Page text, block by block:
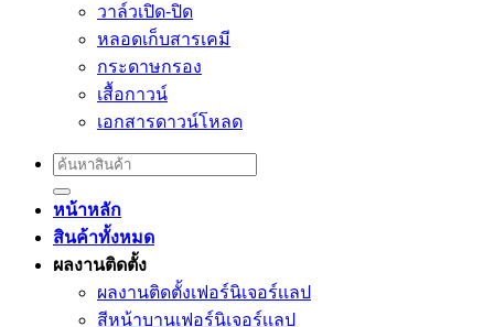
วาล์วเปิด-ปิด
หลอดเก็บสารเคมี
กระดาษกรอง
เสื้อกาวน์
เอกสารดาวน์โหลด
Search
for:
หน้าหลัก
สินค้าทั้งหมด
ผลงานติดตั้ง
ผลงานติดตั้งเฟอร์นิเจอร์เเลป
สีหน้าบานเฟอร์นิเจอร์เเลป